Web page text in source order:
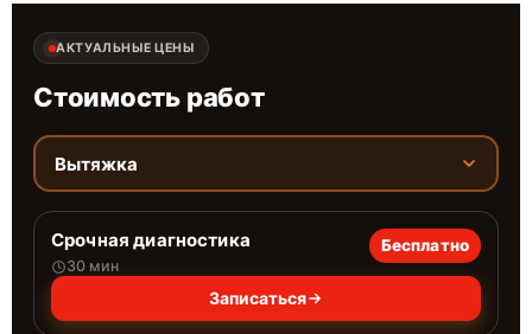
АКТУАЛЬНЫЕ ЦЕНЫ
Стоимость работ
Вытяжка
Срочная диагностика
30 мин
Бесплатно
Записаться